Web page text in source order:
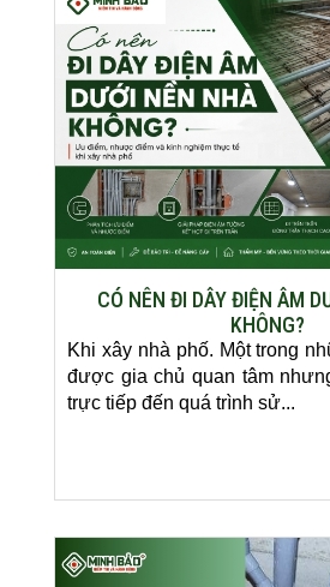
CÓ NÊN ĐI DÂY ĐIỆN ÂM
KHÔNG?
Khi xây nhà phố. Một trong
được gia chủ quan tâm
trực tiếp đến quá trình sử...